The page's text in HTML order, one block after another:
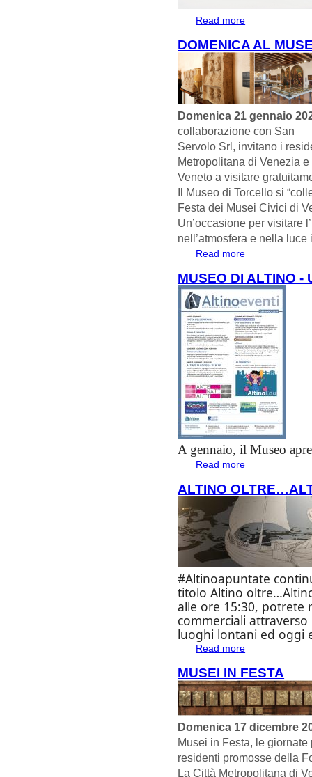
Read more
DOMENICA AL
Domenica 21 gennaio
collaborazione con San
Servolo Srl, invitano i
Metropolitana di Venezia
Veneto a visitare
Il Museo di Torcello si
Festa dei Musei Civici di
Un’occasione per visitare
nell’atmosfera e nella
Read more
MUSEO DI ALTINO -
A gennaio, il Museo apre
Read more
ALTINO
#Altinoapuntate
titoloAltino
alle ore 15:30, potrete
commerciali attraverso
luoghi lontani ed oggi
Read more
MUSEI IN FESTA
Domenica 17 dicembre
Musei in Festa, le giornate
residenti promosse della
La Città Metropolitana di